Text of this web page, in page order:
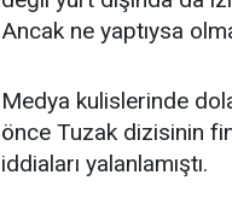
Ancak ne yaptıysa
Medya kulislerinde
önce Tuzak dizisinin
iddiaları yalanlamıştı.